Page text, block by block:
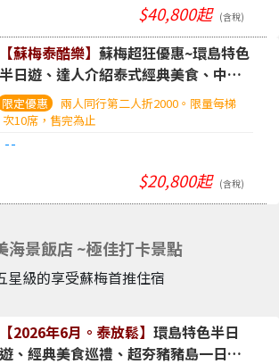
$40,800起 (含稅)
【蘇梅泰酷樂】蘇梅超狂優惠~環島特色
半日遊、達人介紹泰式經典美食、中央
百貨暢購。五日遊(新加坡酷航、行李可
直掛)
--
兩人同行第二人折2000。限量每梯
次10席，售完為止
$20,800起 (含稅)
海景飯店 ~極佳打卡景點
星級的享受蘇梅首推住宿
【2026年6月。泰放鬆】環島特色半日
遊、經典美食巡禮、超夯豬豬島一日